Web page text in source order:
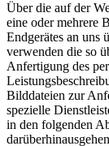
Über die auf der
eine oder mehrere
Endgerätes an uns
verwenden die so
Anfertigung des
Bilddateien zur
spezielle
in den folgenden